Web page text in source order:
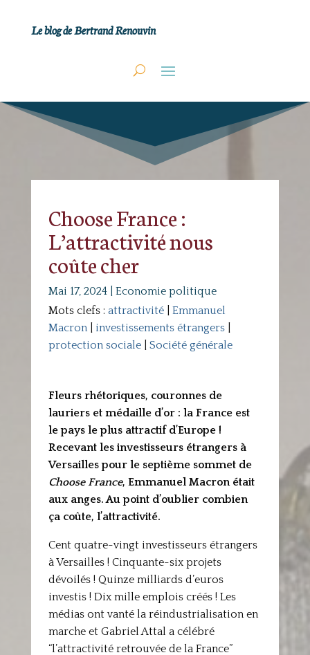
Le blog de Bertrand Renouvin
Choose France :
L’attractivité nous
coûte cher
Mai 17, 2024| Economie politique
Mots clefs : attractivité| Emmanuel
Macron| investissements étrangers|
protection sociale| Société générale
Fleurs rhétoriques, couronnes de
lauriers et médaille d’or : la France est
le pays le plus attractif d’Europe !
Recevant les investisseurs étrangers à
Versailles pour le septième sommet de
Choose France, Emmanuel Macron était
aux anges. Au point d’oublier combien
ça coûte, l’attractivité.
Cent quatre-vingt investisseurs étrangers
à Versailles ! Cinquante-six projets
dévoilés ! Quinze milliards d’euros
investis ! Dix mille emplois créés ! Les
médias ont vanté la réindustrialisation en
marche et Gabriel Attal a célébré
“l’attractivité retrouvée de la France”